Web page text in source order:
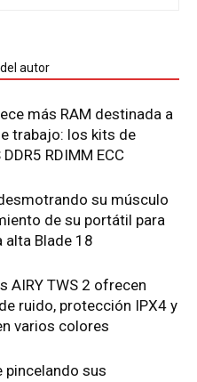
autor
más RAM destinada a
trabajo: los kits de
RDIMM ECC
su músculo
de su portátil para
alta Blade 18
AIRY TWS 2 ofrecen
ruido, protección IPX4 y
varios colores
pincelando sus